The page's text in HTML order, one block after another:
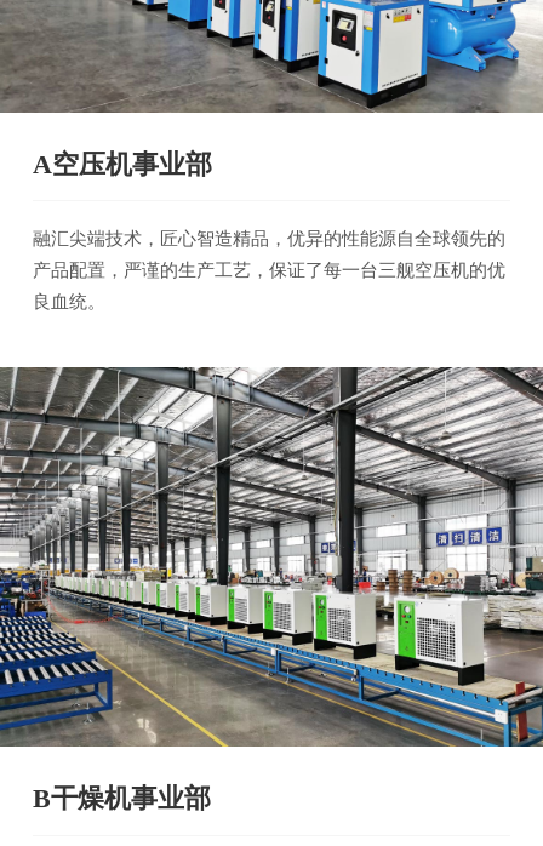
A空压机事业部
融汇尖端技术，匠心智造精品，优异的性能源自全球领先的
产品配置，严谨的生产工艺，保证了每一台三舰空压机的优
良血统。
B干燥机事业部